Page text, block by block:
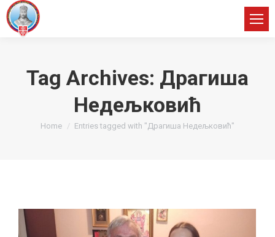
Tag Archives: Драгиша
Недељковић
You are here:
Home Entries tagged with "Драгиша Недељковић"